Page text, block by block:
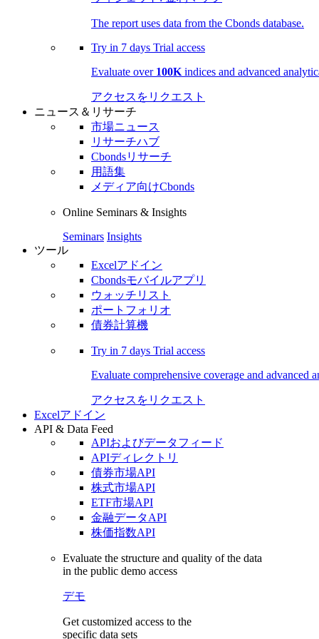
The report uses data from the Cbonds database.
Try in 7 days Trial access
Evaluate over 100K indices and advanced
アクセスをリクエスト
ニュース＆リサーチ
市場ニュース
リサーチハブ
Cbondsリサーチ
用語集
メディア向けCbonds
Online Seminars & Insights
Seminars Insights
ツール
Excelアドイン
Cbondsモバイルアプリ
ウォッチリスト
ポートフォリオ
債券計算機
Try in 7 days Trial access
Evaluate comprehensive coverage and advanced
アクセスをリクエスト
Excelアドイン
API & Data Feed
APIおよびデータフィード
APIディレクトリ
債券市場API
株式市場API
ETF市場API
金融データAPI
株価指数API
Evaluate the structure and quality of the data
in the public demo access
デモ
Get customized access to the
specific data sets